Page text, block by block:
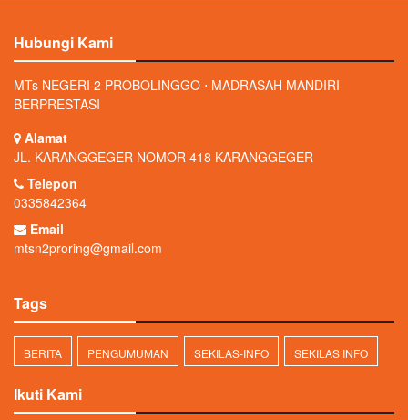
Hubungi Kami
MTs NEGERI 2 PROBOLINGGO ⋅ MADRASAH MANDIRI
BERPRESTASI
Alamat
JL. KARANGGEGER NOMOR 418 KARANGGEGER
Telepon
0335842364
Email
mtsn2proring@gmail.com
Tags
BERITA PENGUMUMAN SEKILAS-INFO SEKILAS INFO
Ikuti Kami